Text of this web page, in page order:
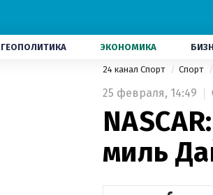
ГЕОПОЛИТИКА ЭКОНОМИКА
24 канал Спорт Спорт
25 февраля, 14:49
миль